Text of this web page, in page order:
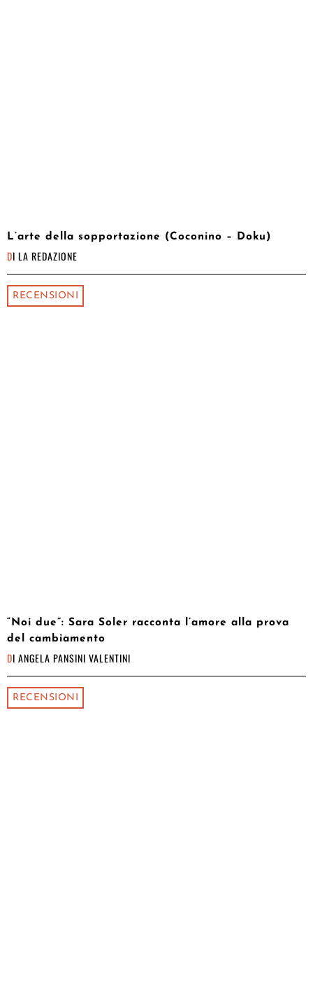
L’arte della sopportazione (Coconino – Doku)
DI LA REDAZIONE
RECENSIONI
“Noi due”: Sara Soler racconta l’amore alla prova
del cambiamento
DI ANGELA PANSINI VALENTINI
RECENSIONI